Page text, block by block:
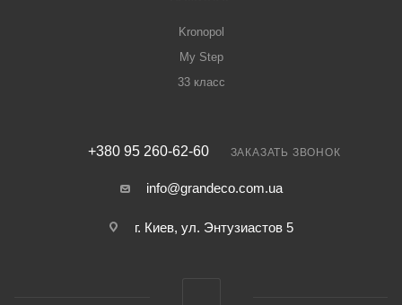
Kronopol
My Step
33 класс
+380 95 260-62-60 ЗАКАЗАТЬ ЗВОНОК
info@grandeco.com.ua
г. Киев, ул. Энтузиастов 5